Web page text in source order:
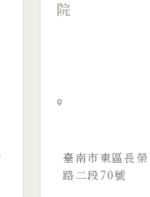
院
臺南市東區長榮
路二段70號